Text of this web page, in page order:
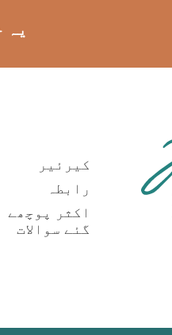
یہ
کیرئیر
رابطہ
اکثر پوچھے
گئے سوالات